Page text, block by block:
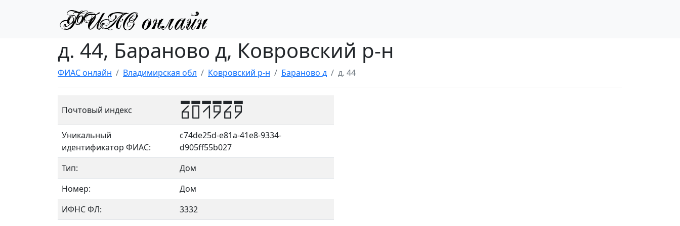
д. 44, Бараново д, Ковровский р-н
ФИАС онлайн Владимирская обл Ковровский р-н Бараново д д. 44
Почтовый индекс 601969
Уникальный
идентификатор ФИАС:
c74de25d-e81a-41e8-9334-
d905ff55b027
Тип:
Дом
Номер:
Дом
ИФНС ФЛ:
3332